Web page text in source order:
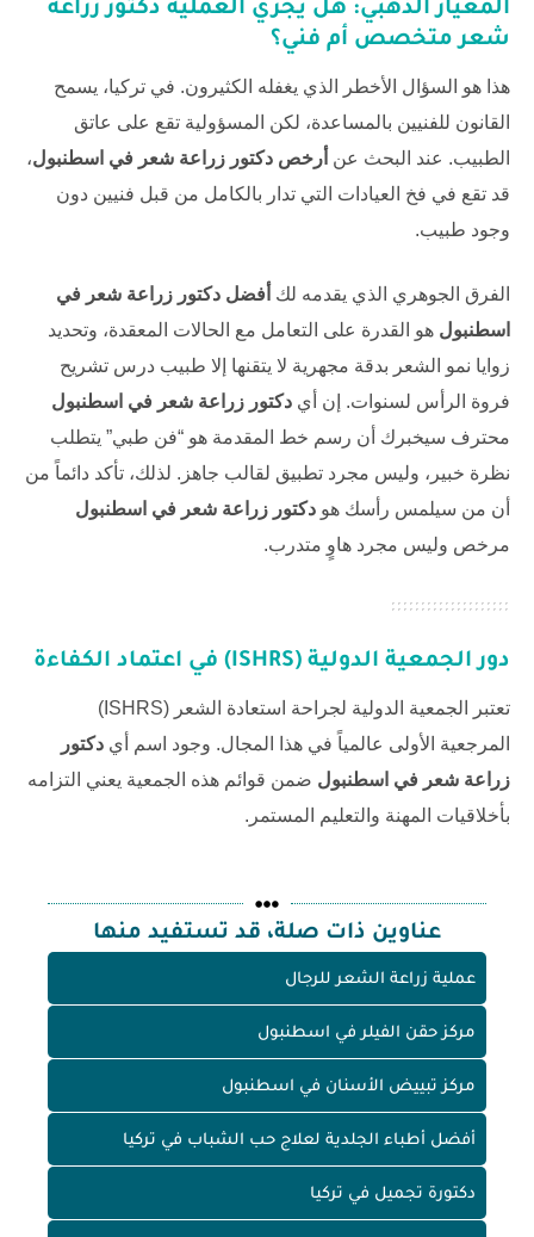
المعيار الذهبي: هل يجري العملية دكتور زراعة
شعر متخصص أم فني؟
هذا هو السؤال الأخطر الذي يغفله الكثيرون. في تركيا، يسمح
القانون للفنيين بالمساعدة، لكن المسؤولية تقع على عاتق
الطبيب. عند البحث عن أرخص دكتور زراعة شعر في اسطنبول،
قد تقع في فخ العيادات التي تدار بالكامل من قبل فنيين دون
وجود طبيب.
الفرق الجوهري الذي يقدمه لك أفضل دكتور زراعة شعر في
اسطنبول هو القدرة على التعامل مع الحالات المعقدة، وتحديد
زوايا نمو الشعر بدقة مجهرية لا يتقنها إلا طبيب درس تشريح
فروة الرأس لسنوات. إن أي دكتور زراعة شعر في اسطنبول
محترف سيخبرك أن رسم خط المقدمة هو “فن طبي” يتطلب
نظرة خبير، وليس مجرد تطبيق لقالب جاهز. لذلك، تأكد دائماً من
أن من سيلمس رأسك هو دكتور زراعة شعر في اسطنبول
مرخص وليس مجرد هاوٍ متدرب.
دور الجمعية الدولية (ISHRS) في اعتماد الكفاءة
تعتبر الجمعية الدولية لجراحة استعادة الشعر (ISHRS)
المرجعية الأولى عالمياً في هذا المجال. وجود اسم أي دكتور
زراعة شعر في اسطنبول ضمن قوائم هذه الجمعية يعني التزامه
بأخلاقيات المهنة والتعليم المستمر.
عناوين ذات صلة، قد تستفيد منها
عملية زراعة الشعر للرجال
مركز حقن الفيلر في اسطنبول
مركز تبييض الأسنان في اسطنبول
أفضل أطباء الجلدية لعلاج حب الشباب في تركيا
دكتورة تجميل في تركيا